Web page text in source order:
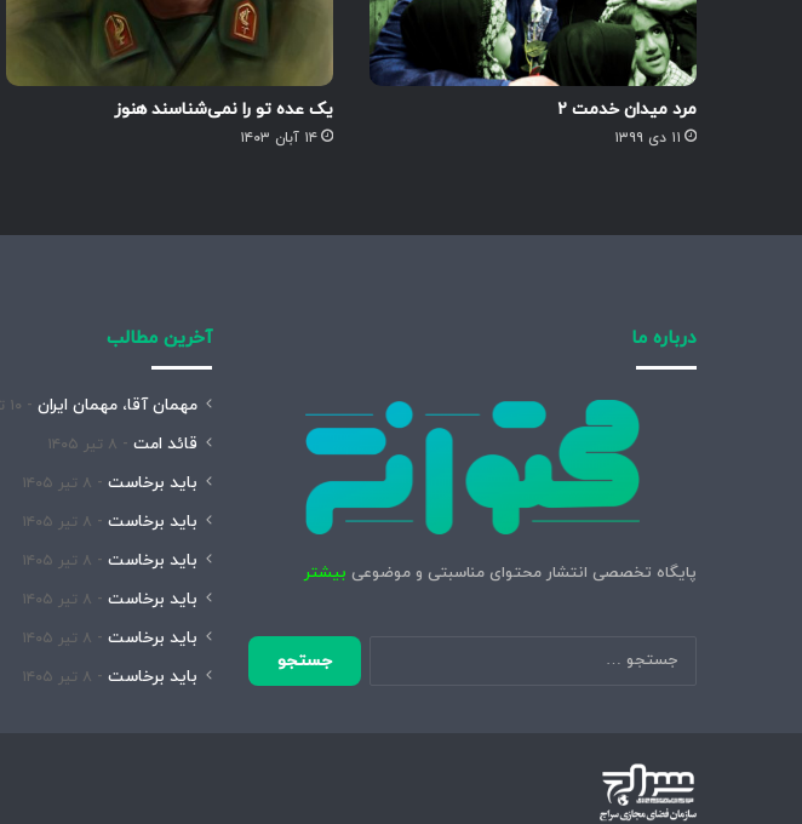
مرد میدان خدمت ۲
۱۱ دی ۱۳۹۹
یک عده تو را نمی‌شناسند هنوز
۱۴ آبان ۱۴۰۳
درباره ما
پایگاه تخصصی انتشار محتوای مناسبتی و موضوعی بیشتر
جستجو
برای:
آخرین مطالب
مهمان آقا، مهمان ایران ۱۰ تیر ۱۴۰۵
قائد امت ۸ تیر ۱۴۰۵
باید برخاست ۸ تیر ۱۴۰۵
باید برخاست ۸ تیر ۱۴۰۵
باید برخاست ۸ تیر ۱۴۰۵
باید برخاست ۸ تیر ۱۴۰۵
باید برخاست ۸ تیر ۱۴۰۵
باید برخاست ۸ تیر ۱۴۰۵